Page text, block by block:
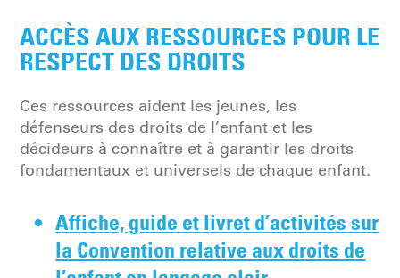
ACCÈS AUX RESSOURCES POUR LE
RESPECT DES DROITS
Ces ressources aident les jeunes, les
défenseurs des droits de l’enfant et les
décideurs à connaître et à garantir les droits
fondamentaux et universels de chaque enfant.
Affiche, guide et livret d’activités sur
la Convention relative aux droits de